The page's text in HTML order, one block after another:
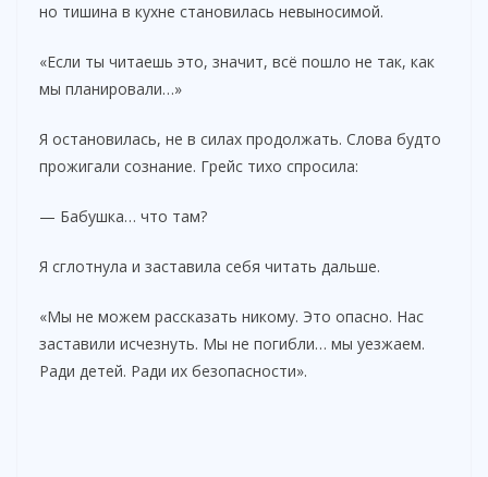
но тишина в кухне становилась невыносимой.
«Если ты читаешь это, значит, всё пошло не так, как
мы планировали…»
Я остановилась, не в силах продолжать. Слова будто
прожигали сознание. Грейс тихо спросила:
— Бабушка… что там?
Я сглотнула и заставила себя читать дальше.
«Мы не можем рассказать никому. Это опасно. Нас
заставили исчезнуть. Мы не погибли… мы уезжаем.
Ради детей. Ради их безопасности».